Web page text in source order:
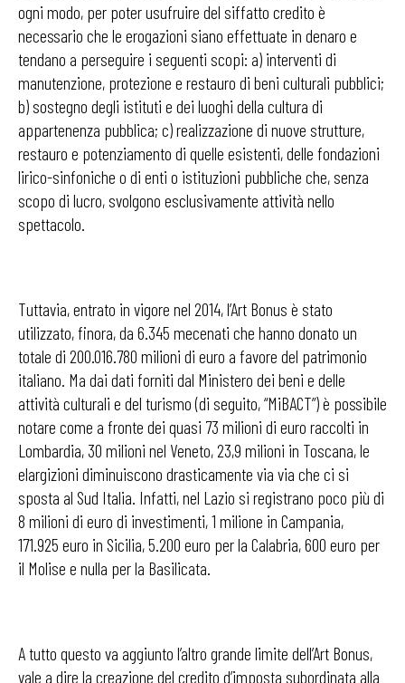
ogni modo, per poter usufruire del siffatto credito è
necessario che le erogazioni siano effettuate in denaro e
tendano a perseguire i seguenti scopi: a) interventi di
manutenzione, protezione e restauro di beni culturali pubblici;
b) sostegno degli istituti e dei luoghi della cultura di
appartenenza pubblica; c) realizzazione di nuove strutture,
restauro e potenziamento di quelle esistenti, delle fondazioni
lirico-sinfoniche o di enti o istituzioni pubbliche che, senza
scopo di lucro, svolgono esclusivamente attività nello
spettacolo.
Tuttavia, entrato in vigore nel 2014, l’Art Bonus è stato
utilizzato, finora, da 6.345 mecenati che hanno donato un
totale di 200.016.780 milioni di euro a favore del patrimonio
italiano. Ma dai dati forniti dal Ministero dei beni e delle
attività culturali e del turismo (di seguito, “MiBACT”) è possibile
notare come a fronte dei quasi 73 milioni di euro raccolti in
Lombardia, 30 milioni nel Veneto, 23,9 milioni in Toscana, le
elargizioni diminuiscono drasticamente via via che ci si
sposta al Sud Italia. Infatti, nel Lazio si registrano poco più di
8 milioni di euro di investimenti, 1 milione in Campania,
171.925 euro in Sicilia, 5.200 euro per la Calabria, 600 euro per
il Molise e nulla per la Basilicata.
A tutto questo va aggiunto l’altro grande limite dell’Art Bonus,
vale a dire la creazione del credito d’imposta subordinata alla